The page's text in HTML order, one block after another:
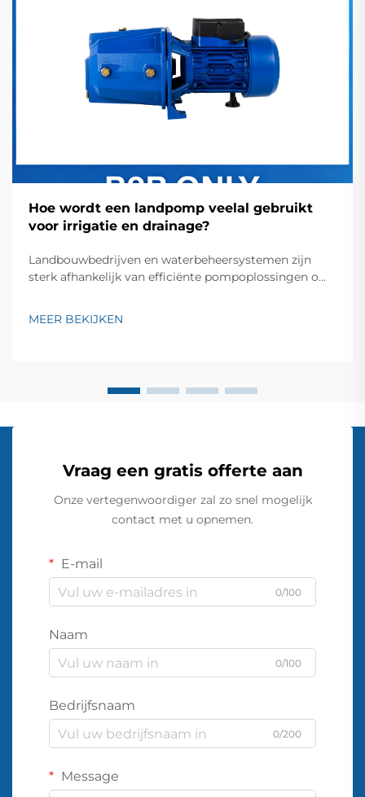
Hoe wordt een landpomp veelal gebruikt
voor irrigatie en drainage?
Landbouwbedrijven en waterbeheersystemen zijn
sterk afhankelijk van efficiënte pompoplossingen om
landpomp vormt een cruciaal onderdeel in moderne
MEER BEKIJKEN
Vraag een gratis offerte aan
Onze vertegenwoordiger zal zo snel mogelijk
contact met u opnemen.
E-mail
0/100
Naam
0/100
Bedrijfsnaam
0/200
Message